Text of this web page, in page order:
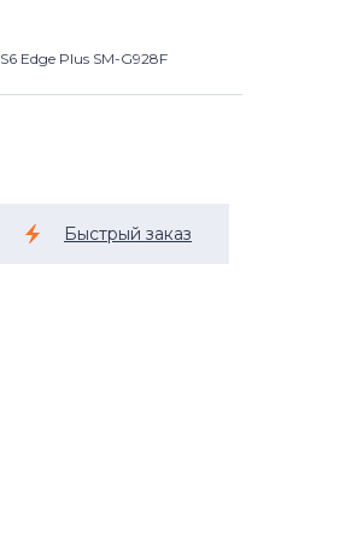
S6 Edge Plus SM-G928F